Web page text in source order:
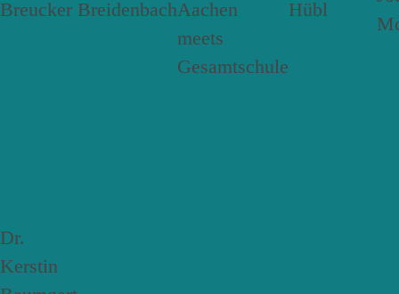
Dr.
Kerstin